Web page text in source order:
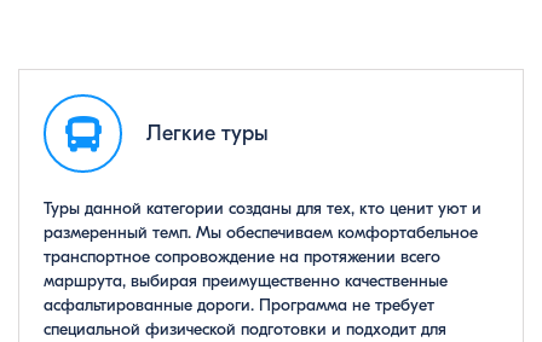
Легкие туры
Туры данной категории созданы для тех, кто ценит уют и
размеренный темп. Мы обеспечиваем комфортабельное
транспортное сопровождение на протяжении всего
маршрута, выбирая преимущественно качественные
асфальтированные дороги. Программа не требует
специальной физической подготовки и подходит для